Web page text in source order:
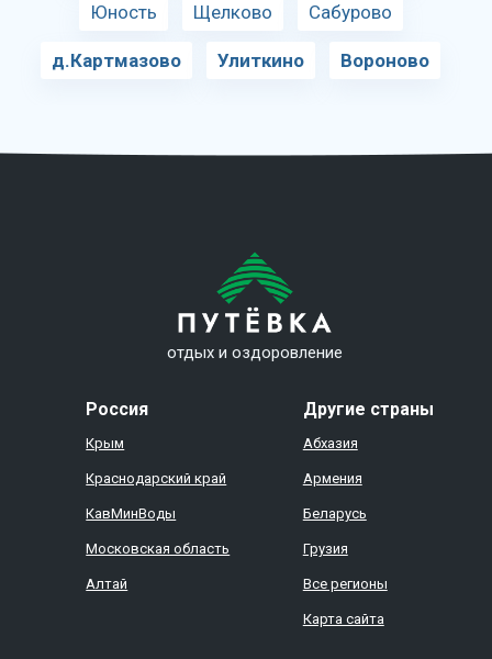
Юность Щелково Сабурово
д.Картмазово Улиткино Вороново
отдых и оздоровление
Россия
Крым
Краснодарский край
КавМинВоды
Московская область
Алтай
Другие страны
Абхазия
Армения
Беларусь
Грузия
Все регионы
Карта сайта